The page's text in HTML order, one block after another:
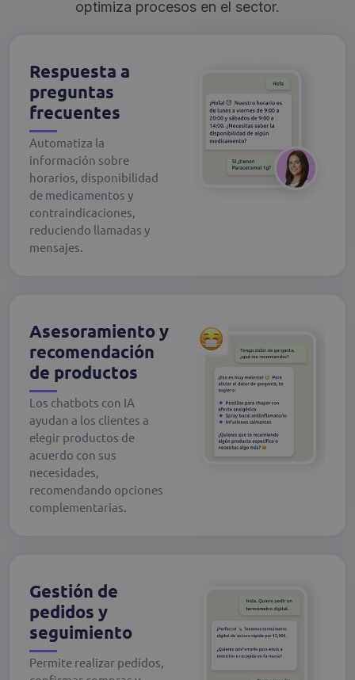
optimiza procesos en el sector.
Respuesta a
preguntas
frecuentes
Automatiza la
información sobre
horarios, disponibilidad
de medicamentos y
contraindicaciones,
reduciendo llamadas y
mensajes.
Asesoramiento y
recomendación
de productos
Los chatbots con IA
ayudan a los clientes a
elegir productos de
acuerdo con sus
necesidades,
recomendando opciones
complementarias.
Gestión de
pedidos y
seguimiento
Permite realizar pedidos,